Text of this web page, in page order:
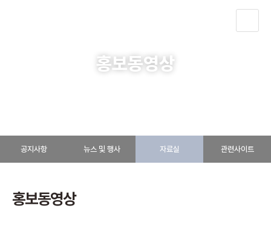
홍보동영상
공지사항 뉴스 및 행사 자료실 관련사이트
홍보동영상